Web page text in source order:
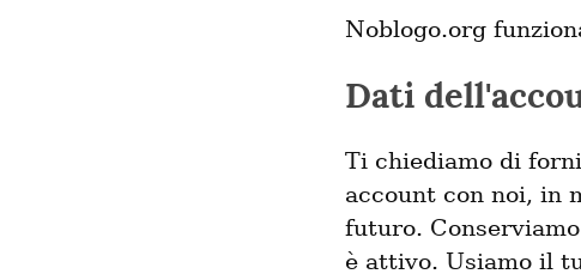
Noblogo.org
Dati
Ti chiediamo di
account con noi, in
futuro.
è attivo. Usiamo il